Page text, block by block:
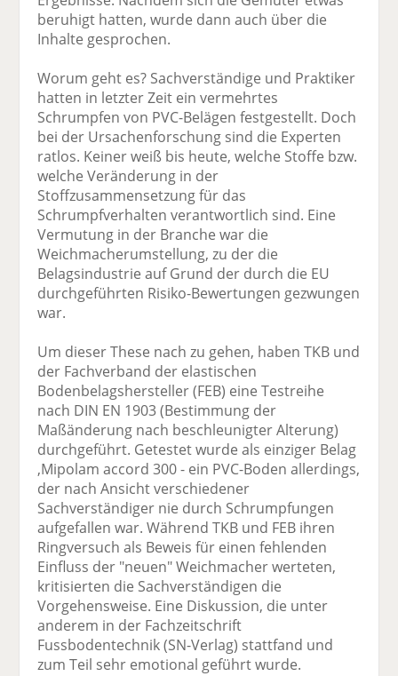
beruhigt hatten, wurde dann auch über die
Inhalte gesprochen.
Worum geht es? Sachverständige und Praktiker
hatten in letzter Zeit ein vermehrtes
Schrumpfen von PVC-Belägen festgestellt. Doch
bei der Ursachenforschung sind die Experten
ratlos. Keiner weiß bis heute, welche Stoffe bzw.
welche Veränderung in der
Stoffzusammensetzung für das
Schrumpfverhalten verantwortlich sind. Eine
Vermutung in der Branche war die
Weichmacherumstellung, zu der die
Belagsindustrie auf Grund der durch die EU
durchgeführten Risiko-Bewertungen gezwungen
war.
Um dieser These nach zu gehen, haben TKB und
der Fachverband der elastischen
Bodenbelagshersteller (FEB) eine Testreihe
nach DIN EN 1903 (Bestimmung der
Maßänderung nach beschleunigter Alterung)
durchgeführt. Getestet wurde als einziger Belag
,Mipolam accord 300 - ein PVC-Boden allerdings,
der nach Ansicht verschiedener
Sachverständiger nie durch Schrumpfungen
aufgefallen war. Während TKB und FEB ihren
Ringversuch als Beweis für einen fehlenden
Einfluss der "neuen" Weichmacher werteten,
kritisierten die Sachverständigen die
Vorgehensweise. Eine Diskussion, die unter
anderem in der Fachzeitschrift
Fussbodentechnik (SN-Verlag) stattfand und
zum Teil sehr emotional geführt wurde.